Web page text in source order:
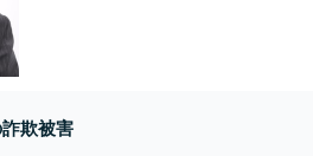
欺被害